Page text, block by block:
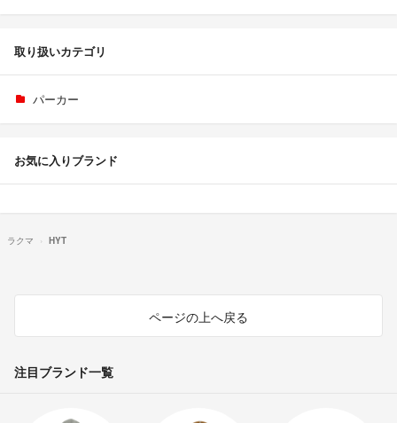
取り扱いカテゴリ
パーカー
お気に入りブランド
ラクマ HYT
ページの上へ戻る
注目ブランド一覧